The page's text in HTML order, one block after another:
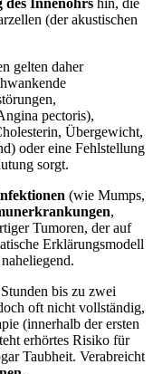
Innenohrs hin, die
(der akustischen
gelten daher
pectoris),
Übergewicht,
oder eine Fehlstellung
sorgt.
(wie Mumps,
,
Tumoren, der auf
Erklärungsmodell
bis zu zwei
oft nicht vollständig,
(innerhalb der ersten
erhörtes Risiko für
Taubheit. Verabreicht